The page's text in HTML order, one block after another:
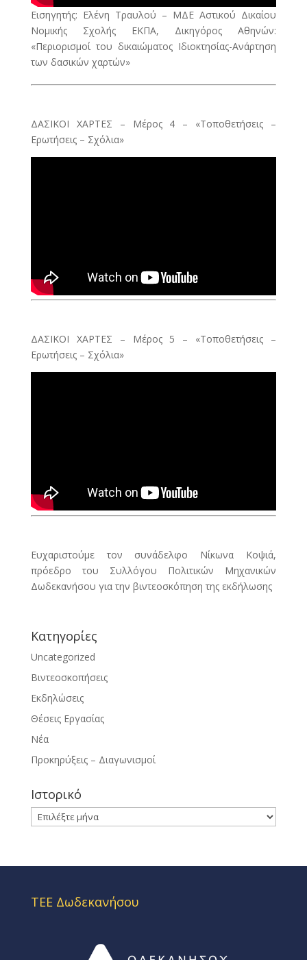
Εισηγητής: Ελένη Τραυλού – ΜΔΕ Αστικού Δικαίου
Νομικής Σχολής ΕΚΠΑ, Δικηγόρος Αθηνών:
«Περιορισμοί του δικαιώματος Ιδιοκτησίας-Ανάρτηση
των δασικών χαρτών»
ΔΑΣΙΚΟΙ ΧΑΡΤΕΣ – Μέρος 4 – «Τοποθετήσεις –
Ερωτήσεις – Σχόλια»
ΔΑΣΙΚΟΙ ΧΑΡΤΕΣ – Μέρος 5 – «Τοποθετήσεις –
Ερωτήσεις – Σχόλια»
Ευχαριστούμε τον συνάδελφο Νίκωνα Κοψιά,
πρόεδρο του Συλλόγου Πολιτικών Μηχανικών
Δωδεκανήσου για την βιντεοσκόπηση της εκδήλωσης
Kατηγορίες
Uncategorized
Βιντεοσκοπήσεις
Εκδηλώσεις
Θέσεις Εργασίας
Νέα
Προκηρύξεις – Διαγωνισμοί
Ιστορικό
Ιστορικό
ΤΕΕ Δωδεκανήσου